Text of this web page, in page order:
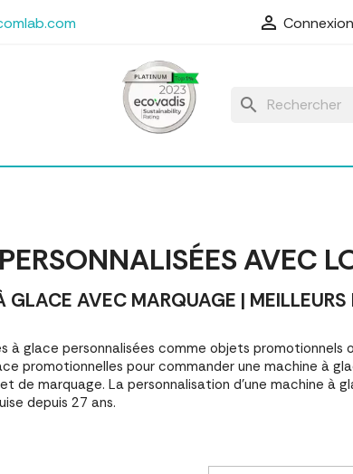
 Connexion
search
AVEC
AVEC MARQUAGE | MEILLEURS
à glace personnalisées comme objets promotionnels
promotionnelles pour commander une machine à
de marquage. La personnalisation d'une machine à
depuis 27 ans.